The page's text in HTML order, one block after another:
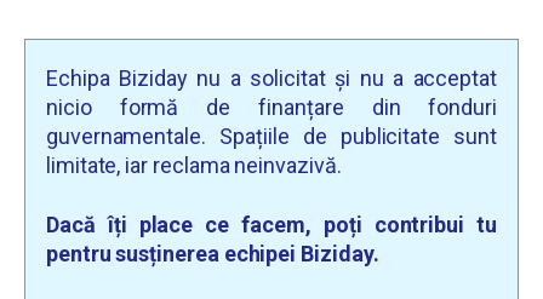
Echipa Biziday nu a solicitat și nu a acceptat
nicio formă de finanțare din fonduri
guvernamentale. Spațiile de publicitate sunt
limitate, iar reclama neinvazivă.
Dacă îți place ce facem, poți contribui tu
pentru susținerea echipei Biziday.